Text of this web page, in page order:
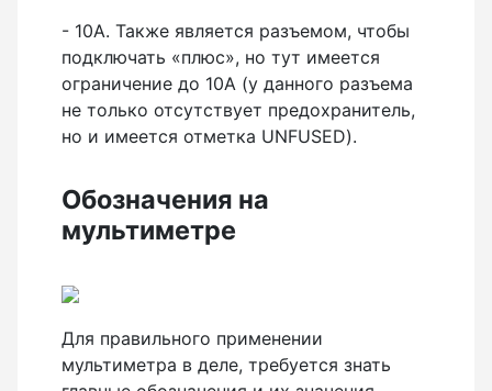
- 10А. Также является разъемом, чтобы
подключать «плюс», но тут имеется
ограничение до 10А (у данного разъема
не только отсутствует предохранитель,
но и имеется отметка UNFUSED).
Обозначения на
мультиметре
Для правильного применении
мультиметра в деле, требуется знать